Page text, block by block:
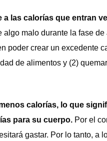
las calorías que entran
malo durante la fase de
poder crear un excedente
de alimentos y (2)
calorías, lo que
para su cuerpo. Por el
gastar. Por lo tanto, a